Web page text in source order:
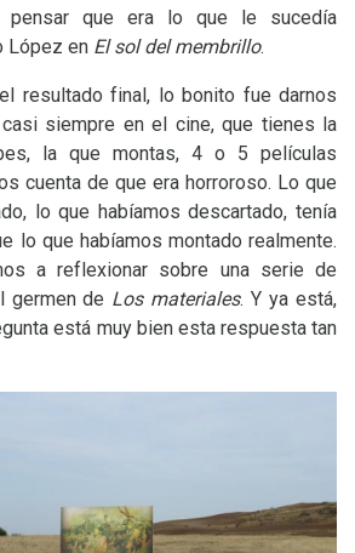
pensar que era lo que le sucedía
López en El sol del membrillo.
resultado final, lo bonito fue darnos
siempre en el cine, que tienes la
la que montas, 4 o 5 películas
cuenta de que era horroroso. Lo que
lo que habíamos descartado, tenía
lo que habíamos montado realmente.
a reflexionar sobre una serie de
germen de Los materiales. Y ya está,
está muy bien esta respuesta tan